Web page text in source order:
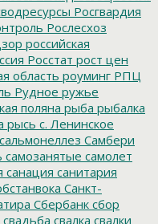
Росгвардия
Рослесхоз
российская
Росстат рост цен
область роуминг РПЦ
Рудное ружье
поляна рыба рыбалка
рысь с. Ленинское
сальмонеллез Самбери
самозанятые самолет
санация санитария
Санкт-
Сбербанк сбор
свадьба свалка свалки